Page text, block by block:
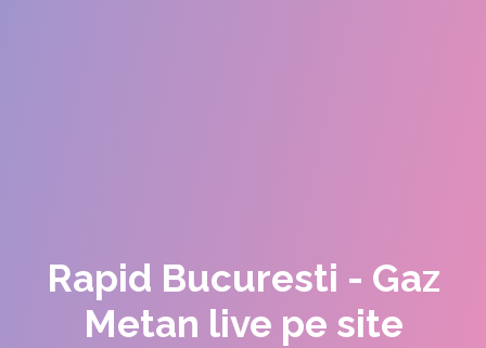
Rapid Bucuresti - Gaz
Metan live pe site